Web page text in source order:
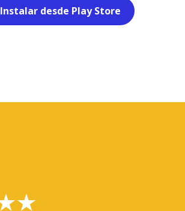
Instalar desde Play Store